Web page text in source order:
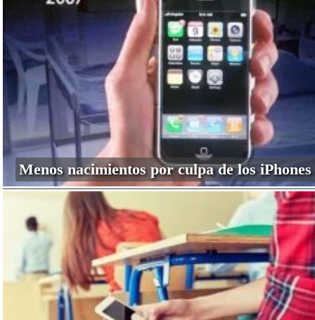
Menos nacimientos por culpa de los iPhones